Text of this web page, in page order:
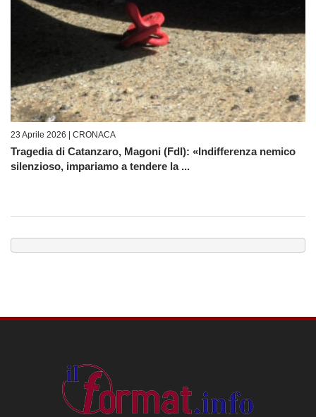
23 Aprile 2026 | CRONACA
Tragedia di Catanzaro, Magoni (FdI): «Indifferenza nemico
silenzioso, impariamo a tendere la ...